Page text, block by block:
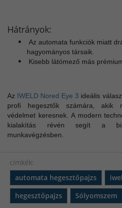
Hátrányok:
Az automata funkciók miatt
hagyományos társaik.
Kisebb látómező más
Az IWELD Nored Eye 3 ideális
profi hegesztők számára, akik
védelmet keresnek. A modern
kialakítás révén segít a
munkavégzésben.
címkék:
automata hegesztőpajzs
hegesztőpajzs
Sólyomszem